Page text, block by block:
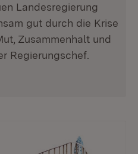
Landesregierung
gut durch die Krise
Zusammenhalt und
Regierungschef.